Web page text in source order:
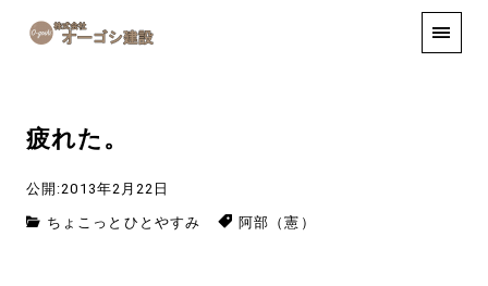
手しごと
疲れた。
公開:2013年2月22日
ちょこっとひとやすみ 阿部（憲）